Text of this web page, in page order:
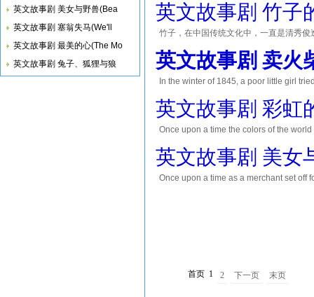
英文故事剧 竹子
竹子，在中国传统文化中，一直是清秀
宁可食无肉，不可居无竹。无肉令人瘦
子的高雅并非在于它摇
英文故事剧 卖火
In the winter of 1845, a poor little girl
英文故事剧 彩虹
Once upon a time the colors of the
英文故事剧 美女
Once upon a time as a merchant set off
首页 1 2 下一页 末页
英文故事剧 美女与野兽(Bea
英文故事剧 塞翁失马(We'll
英文故事剧 最美的心(The Mo
英文故事剧 兔子、狐狸与狼